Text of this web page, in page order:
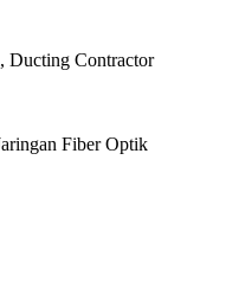
Ducting Contractor
Fiber Optik